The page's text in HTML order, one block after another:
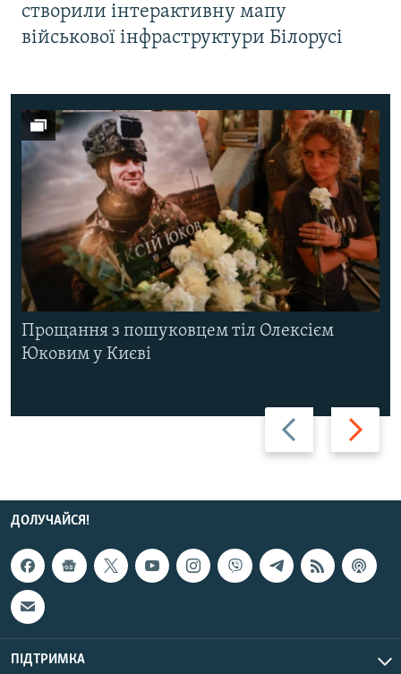
створили інтерактивну мапу
військової інфраструктури Білорусі
Назад Вперед
Прощання з пошуковцем тіл Олексієм
Юковим у Києві
ДОЛУЧАЙСЯ!
ПІДТРИМКА